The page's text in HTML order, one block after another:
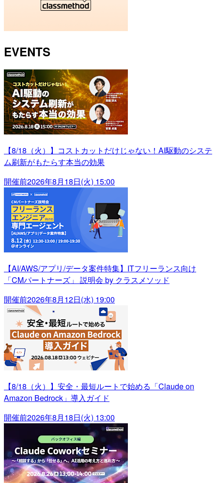
EVENTS
【8/18（火）】コストカットだけじゃない！AI駆動のシステ
ム刷新がもたらす本当の効果
開催前2026年8月18日(火) 15:00
【AI/AWS/アプリ/データ案件特集】ITフリーランス向け
「CMパートナーズ」 説明会 by クラスメソッド
開催前2026年8月12日(水) 19:00
【8/18（火）】安全・最短ルートで始める「Claude on
Amazon Bedrock」導入ガイド
開催前2026年8月18日(火) 13:00